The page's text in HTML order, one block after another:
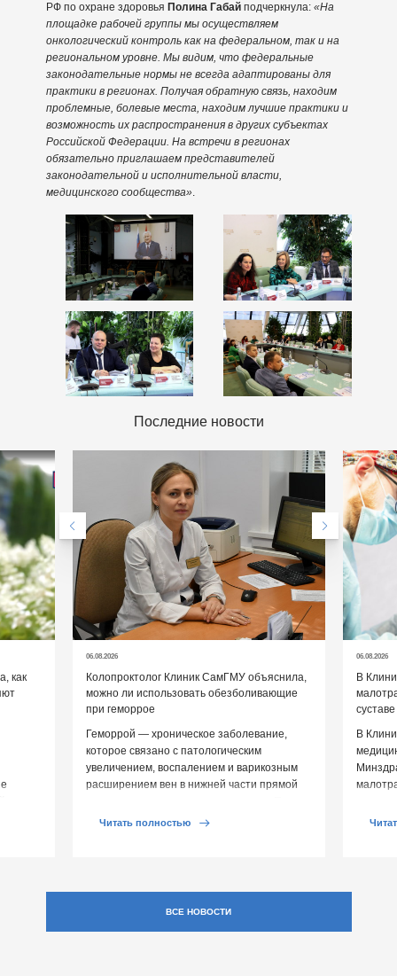
РФ по охране здоровья Полина Габайподчеркнула: «На
площадке рабочей группы мы осуществляем
онкологический контроль как на федеральном, так и на
региональном уровне. Мы видим, что федеральные
законодательные нормы не всегда адаптированы для
практики в регионах. Получая обратную связь, находим
проблемные, болевые места, находим лучшие практики и
возможность их распространения в других субъектах
Российской Федерации. На встречи в регионах
обязательно приглашаем представителей
законодательной и исполнительной власти,
медицинского сообщества».
Последние новости
как
06.08.2026
Колопроктолог Клиник СамГМУ объяснила,
можно ли использовать обезболивающие
при геморрое
Геморрой — хроническое заболевание,
которое связано с патологическим
увеличением, воспалением и варикозным
расширением вен в нижней части прямой
обострении […]
Читать полностью
06.08.2026
В
суставе
В
ВСЕ НОВОСТИ